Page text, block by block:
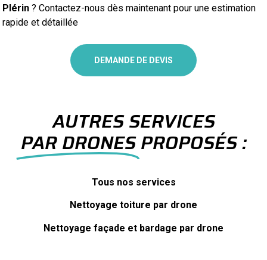
Plérin ? Contactez-nous dès maintenant pour une estimation
rapide et détaillée
DEMANDE DE DEVIS
AUTRES SERVICES
PAR DRONES PROPOSÉS :
Tous nos services
Nettoyage toiture par drone
Nettoyage façade et bardage par drone